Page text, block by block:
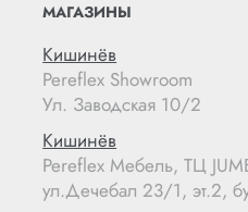
МАГАЗИНЫ
Кишинёв
Pereflex Showroom
Ул. Заводская 10/2
Кишинёв
Pereflex Мебель, ТЦ
ул.Дечебал 23/1, эт.2,